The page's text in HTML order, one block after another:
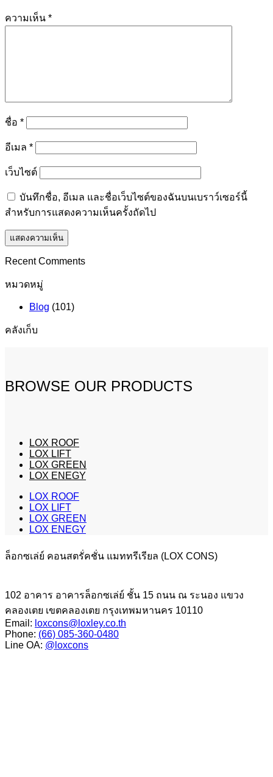
ความเห็น *
ชื่อ *
อีเมล *
เว็บไซต์
บันทึกชื่อ, อีเมล และชื่อเว็บไซต์ของฉันบนเบราว์เซอร์นี้
สำหรับการแสดงความเห็นครั้งถัดไป
Recent Comments
หมวดหมู่
Blog (101)
คลังเก็บ
BROWSE OUR PRODUCTS
LOX ROOF
LOX LIFT
LOX GREEN
LOX ENEGY
LOX ROOF
LOX LIFT
LOX GREEN
LOX ENEGY
ล็อกซเล่ย์ คอนสตรั่คชั่น แมททรีเรียล (LOX CONS)
102 อาคาร อาคารล็อกซเล่ย์ ชั้น 15 ถนน ณ ระนอง แขวง
คลองเตย เขตคลองเตย กรุงเทพมหานคร 10110
Email: loxcons@loxley.co.th
Phone: (66) 085-360-0480
Line OA: @loxcons